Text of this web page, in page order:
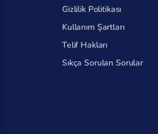
Gizlilik Politikası
Kullanım Şartları
Telif Hakları
Sıkça Sorulan Sorular